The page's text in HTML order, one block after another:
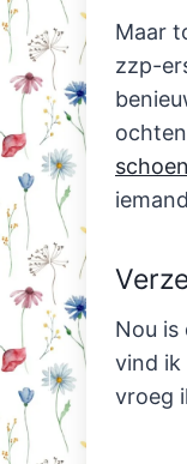
Maar
zzp-
Nou is
vind ik
vroeg